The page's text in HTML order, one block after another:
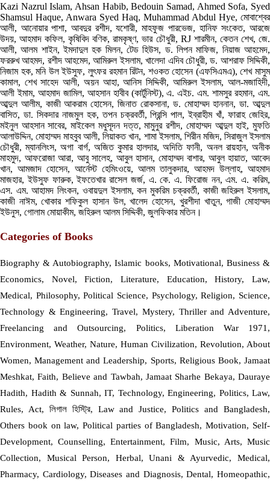
Kazi Nazrul Islam, Ahsan Habib, Bedouin Samad, Ahmed Sofa, Syed
Shamsul Haque, Anwara Syed Haq, Muhammad Abdul Hye, মোবাশ্বের
আলী, আনোয়ার পাশা, আবদুর রশীদ, যশোরী, মাহফুজ পারভেজ, হানিফ সংকেত, আরজে
উদয়, আহমাদ কফিল, কৃষিবিদ বণিক, রামকৃষ্ণ, ভার চৌধুরী, RJ শারমীন, কেতন শেখ, জে.
আলী, আলম শাইন, ইমদাদুল হক মিলন, টেড হিউস, ড. লিপন মাফিজ, নিয়াজ আহমেদ,
ফররুখ আহমদ, রশীদ আহমেদ, আমিরুল ইসলাম, খালেদা এদিব চৌধুরী, ড. আশরাফ সিদ্দিকী,
নিজাম হক, মনি উল ইউসুফ, লুৎফর রহমান রিটন, শওকত হোসেন (এফসিএমএ), শেখ মাসুম
কামাল, শেখ সাহেদ আলী, অয়ন আহা, আনিস সিদ্দিকী, আমিরুল ইসলাম, আল-মজাহিদী,
আলী ইমাম, আহমাদ জামিল, আহসান হাবীব (কার্টুনিস্ট), এ. এইচ. এম. শামসুর রহমান, এম.
আব্দুল আলীম, কাজী আকরাম হোসেন, জিনাত রোকসানা, ড. মোহাম্মদ হাননান, ডা. আব্দুল
বাসিত, ডা. সিকদার নাজমুল হক, তপন চক্রবর্তী, প্রিন্সি পাল, ইব্রাহীম খাঁ, ফারাহ জেহির,
মইনুল আহসান সাবের, মাইকেল মধুসূদন দত্ত, মামুনুর রশীদ, মোহাম্মদ আব্দুল হাই, মুফতি
আলাউদ্দিন, মোহাম্মদ মাহবুব আলী, লিয়াকত খান, শামা ইসলাম, শিরীন মজিদ, সিরাজুল ইসলাম
চৌধুরী, ম্যানলিংস, অগা বার্গ, অজিত কুমার হালদার, অদিতি ফানী, অনল রায়হান, অনীক
মাহমুদ, আফরোজা আরা, আবু সালেহ, আবুল হাসান, মোহাম্মদ বাশার, আবুল হায়াত, আবেদ
খান, আমজাদ হোসেন, আর্নেস্ট হেমিংওয়ে, আলম তালুকদার, আহমদ উল্লাহ, আহমাদ
মাজহার, ইউসুফ ফারুক, ইফতেখার রাসেল জর্জ, এ. কে. এ. ফিরোজ নন, এম. এ. করিম,
এস. এম. আহামদ লিংকন, ওবায়দুল ইসলাম, কন মুকরিম চক্রবর্তী, কাজী জহিরুল ইসলাম,
কাজী নাঈম, খোকার শফিকুল হাসান উল, খালেদ হোসেন, খুরশীদা খাতুন, গাজী মোহাম্মদ
ইউনুস, গোলাম মোয়াকীম, জহিরুল আলম সিদ্দিকী, জুলফিকার মতিন।
Categories of Books
Biography & Autobiography, Islamic books, Motivational, Business &
Economics, Novel, Fiction, Literature, Education, History, Law,
Medical, Philosophy, Political Science, Psychology, Religion, Science,
Technology & Engineering, Travel, Mystery, Thriller and Adventure,
Freelancing and Outsourcing, Politics, Liberation War 1971,
Environment, Weather, Nature, Human Civilization, Revolution, About
Women, Management and Leadership, Sports, Religious Book, Jamaat
Meshkat, Faith, Believe and Tawbah, Jamaat Sharhe Bekaya, Dauraye
Hadith, Hadith & Sunnah, IT, Technology, Engineering, Politics, Law,
Rules, Act, লিগাল হিস্ট্রি, Law and Justice, Politics and Bangladesh,
Others book on law, Political parties of Bangladesh, Motivation, Self-
Development, Counselling, Entertainment, Film, Music, Arts, Music
Collection, Musical Person, Herbal, Unani & Ayurvedic, Medical,
Pharmacy, Cardiology, Diseases and Diagnosis, Dental, Homeopathic,